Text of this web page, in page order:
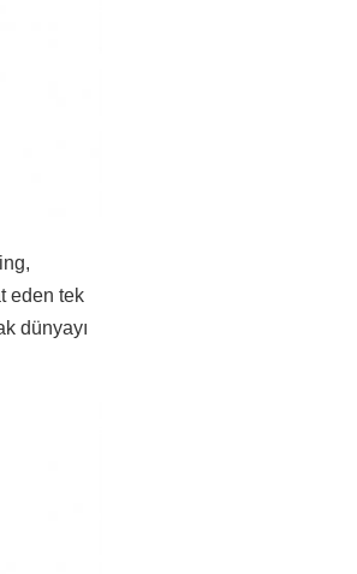
eden tek
dünyayı